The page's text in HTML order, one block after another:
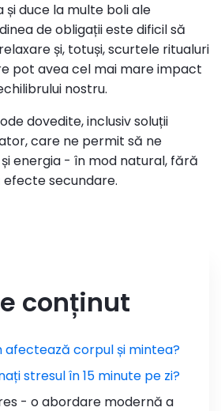
duce la multe boli ale
de obligații este dificil să
și, totuși, scurtele ritualuri
pot avea cel mai mare impact
nostru.
dovedite, inclusiv soluții
care ne permit să ne
energia - în mod natural, fără
secundare.
conținut
afectează corpul și mintea?
stresul în 15 minute pe zi?
- o abordare modernă a